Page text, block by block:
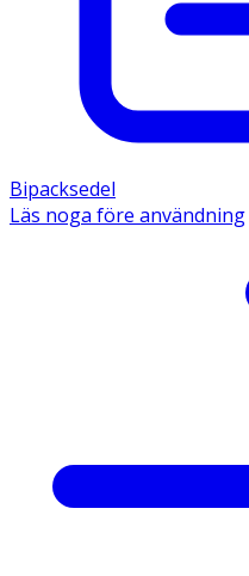
Bipacksedel
Läs noga före användning